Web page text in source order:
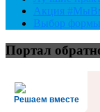
Акция
Выбор формы
Портал
Решаем вместе